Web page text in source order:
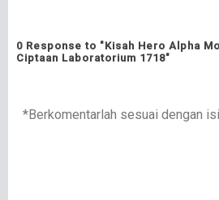
0 Response to "Kisah Hero Alpha
Ciptaan Laboratorium 1718"
*Berkomentarlah sesuai dengan